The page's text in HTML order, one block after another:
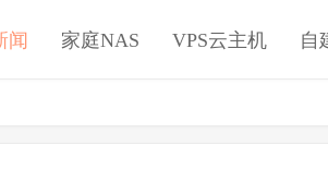
闻 家庭NAS VPS云主机 自